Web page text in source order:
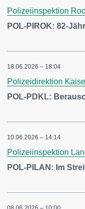
Polizeiinspektion
POL-PIROK: 82-
18.06.2026 – 18:04
Polizeidirektion
POL-PDKL:
10.06.2026 – 14:14
Polizeiinspektion
POL-PILAN: Im